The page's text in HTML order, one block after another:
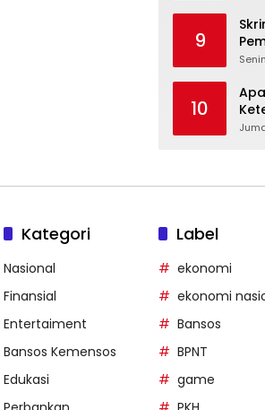
9
10
Kategori
Nasional
Finansial
Entertaiment
Bansos Kemensos
Edukasi
Label
ekonomi
ekonomi
Bansos
BPNT
game